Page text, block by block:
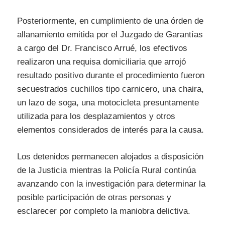
Posteriormente, en cumplimiento de una órden de
allanamiento emitida por el Juzgado de Garantías
a cargo del Dr. Francisco Arrué, los efectivos
realizaron una requisa domiciliaria que arrojó
resultado positivo durante el procedimiento fueron
secuestrados cuchillos tipo carnicero, una chaira,
un lazo de soga, una motocicleta presuntamente
utilizada para los desplazamientos y otros
elementos considerados de interés para la causa.
Los detenidos permanecen alojados a disposición
de la Justicia mientras la Policía Rural continúa
avanzando con la investigación para determinar la
posible participación de otras personas y
esclarecer por completo la maniobra delictiva.